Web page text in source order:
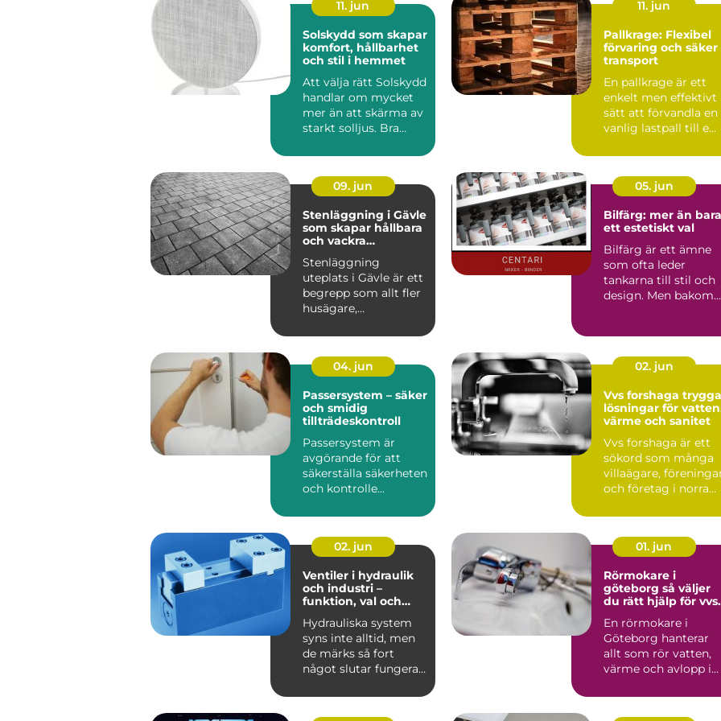
11. jun
Solskydd som skapar
komfort, hållbarhet
och stil i hemmet
Att välja rätt Solskydd
handlar om mycket
mer än att skärma av
starkt solljus. Bra
11. jun
Pallkrage: Flexibel
förvaring och säker
transport
En pallkrage är ett
enkelt men effektivt
sätt att förvandla en
vanlig lastpall till e...
09. jun
Stenläggning i Gävle
som skapar hållbara
och vackra
Stenläggning
uteplats i Gävle är ett
begrepp som allt fler
husägare,
05. jun
Bilfärg: mer än bara
ett estetiskt val
Bilfärg är ett ämne
som ofta leder
tankarna till stil och
design. Men bakom
04. jun
Passersystem – säker
och smidig
tillträdeskontroll
Passersystem är
avgörande för att
säkerställa säkerheten
och kontrolle...
02. jun
Vvs forshaga trygga
lösningar för
värme och sanitet
Vvs forshaga är ett
sökord som många
villaägare,
och företag i norra
nä...
02. jun
Ventiler i hydraulik
och industri –
funktion, val och
Hydrauliska system
syns inte alltid, men
de märks så fort
något slutar fungera.
01. jun
Rörmokare i
göteborg så väljer
du rätt hjälp för vvs
En rörmokare i
Göteborg hanterar
allt som rör vatten,
värme och avlopp i
lägenheter och...